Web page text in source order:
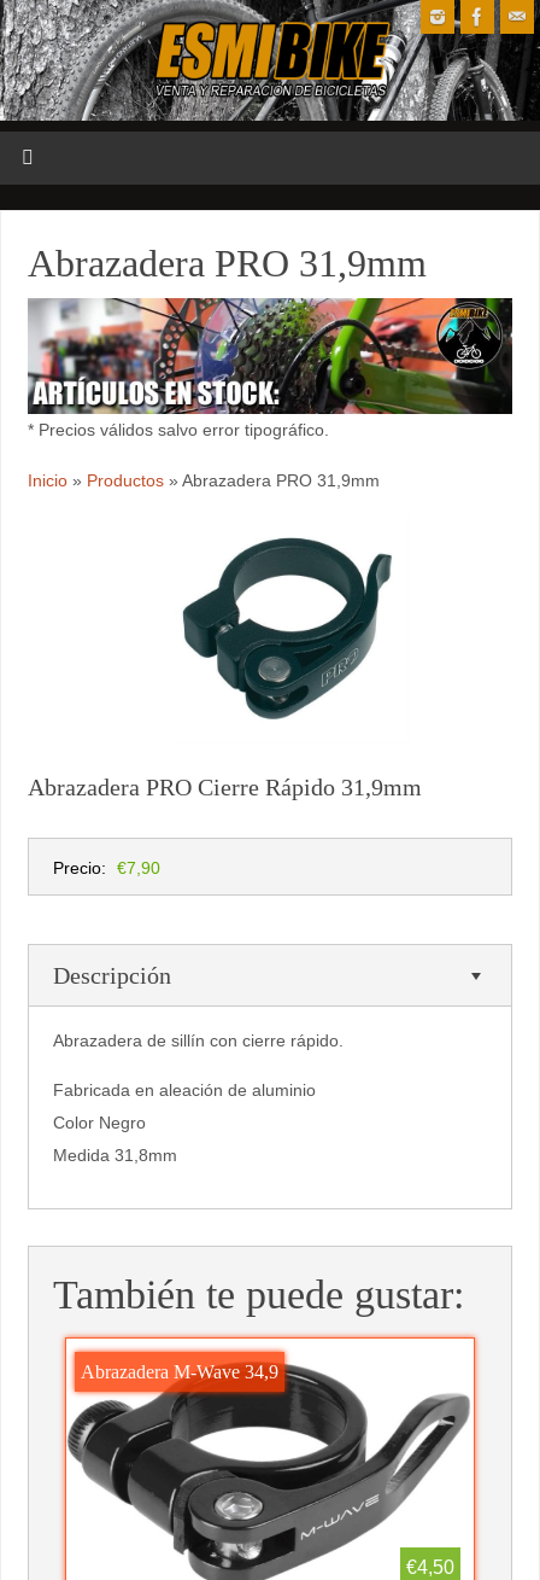
Abrazadera PRO 31,9mm
* Precios válidos salvo error tipográfico.
Inicio» Productos» Abrazadera PRO 31,9mm
Abrazadera PRO Cierre Rápido 31,9mm
Precio: €7,90
Descripción
Abrazadera de sillín con cierre rápido.
Fabricada en aleación de aluminio
Color Negro
Medida 31,8mm
También te puede gustar:
Abrazadera M-Wave 34,9
€4,50